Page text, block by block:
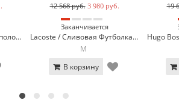
Lacoste / Хаки футболка поло Lacoste LC2-51
12 568 руб. 3 980 руб.
Заканчивается
Lacoste / Сливовая Футболка поло Lacoste LC2-9
M
В корзину
19